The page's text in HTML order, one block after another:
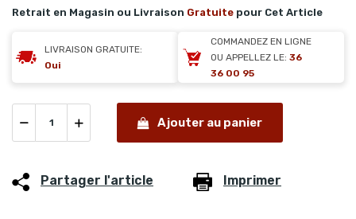
Retrait en Magasin ou Livraison Gratuite pour Cet Article
LIVRAISON GRATUITE:
Oui
COMMANDEZ EN LIGNE
OU APPELLEZ LE: 36
36 00 95
Ajouter au panier
Partager l'article Imprimer